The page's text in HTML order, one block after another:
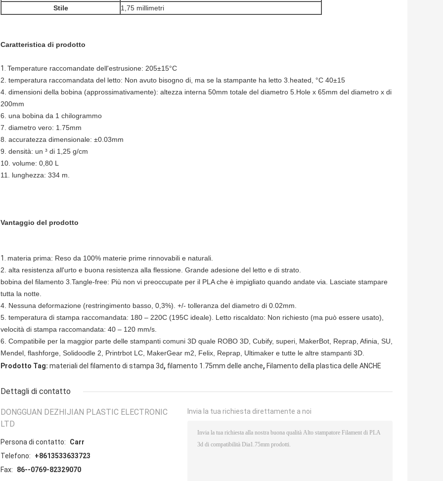
Stile
1,75 millimetri
Caratteristica di prodotto
1. Temperature raccomandate dell'estrusione: 205±15°C
2. temperatura raccomandata del letto: Non avuto bisogno di, ma se la stampante ha letto 3.heated, °C 40±15
4. dimensioni della bobina (approssimativamente): altezza interna 50mm totale del diametro 5.Hole x 65mm del diametro x di
200mm
6. una bobina da 1 chilogrammo
7. diametro vero: 1.75mm
8. accuratezza dimensionale: ±0.03mm
9. densità: un ³ di 1,25 g/cm
10. volume: 0,80 L
11. lunghezza: 334 m.
Vantaggio del prodotto
1. materia prima: Reso da 100% materie prime rinnovabili e naturali.
2. alta resistenza all'urto e buona resistenza alla flessione. Grande adesione del letto e di strato.
bobina del filamento 3.Tangle-free: Più non vi preoccupate per il PLA che è impigliato quando andate via. Lasciate stampare
tutta la notte.
4. Nessuna deformazione (restringimento basso, 0,3%). +/- tolleranza del diametro di 0.02mm.
5. temperatura di stampa raccomandata: 180 – 220C (195C ideale). Letto riscaldato: Non richiesto (ma può essere usato),
velocità di stampa raccomandata: 40 – 120 mm/s.
6. Compatibile per la maggior parte delle stampanti comuni 3D quale ROBO 3D, Cubify, superi, MakerBot, Reprap, Afinia, SU,
Mendel, flashforge, Solidoodle 2, Printrbot LC, MakerGear m2, Felix, Reprap, Ultimaker e tutte le altre stampanti 3D.
Prodotto Tag: materiali del filamento di stampa 3d, filamento 1.75mm delle anche, Filamento della plastica delle ANCHE
Dettagli di contatto
DONGGUAN DEZHIJIAN PLASTIC ELECTRONIC
LTD
Persona di contatto:
Carr
Telefono:
+8613533633723
Fax:
86--0769-82329070
Invia la tua richiesta direttamente a noi